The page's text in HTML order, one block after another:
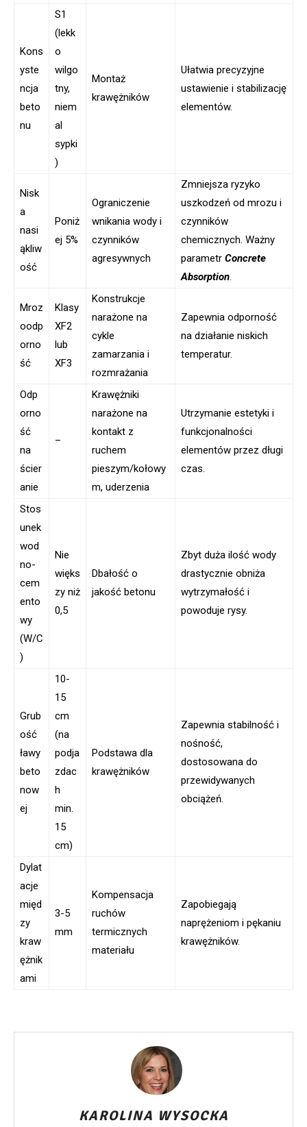
Kons
yste
ncja
beto
nu
S1
(lekk
o
wilgo
tny,
niem
al
sypki
)
Montaż
krawężników
Ułatwia precyzyjne
ustawienie i stabilizację
elementów.
Nisk
a
nasi
ąkliw
ość
Poniż
ej 5%
Ograniczenie
wnikania wody i
czynników
agresywnych
Zmniejsza ryzyko
uszkodzeń od mrozu i
czynników
chemicznych. Ważny
parametr Concrete
Absorption.
Mroz
oodp
orno
ść
Klasy
XF2
lub
XF3
Konstrukcje
narażone na
cykle
zamarzania i
rozmrażania
Zapewnia odporność
na działanie niskich
temperatur.
Odp
orno
ść
na
ścier
anie
–
Krawężniki
narażone na
kontakt z
ruchem
pieszym/kołowy
m, uderzenia
Utrzymanie estetyki i
funkcjonalności
elementów przez długi
czas.
Stos
unek
wod
no-
cem
ento
wy
(W/C
)
Nie
więks
zy niż
0,5
Dbałość o
jakość betonu
Zbyt duża ilość wody
drastycznie obniża
wytrzymałość i
powoduje rysy.
Grub
ość
ławy
beto
now
ej
10-
15
cm
(na
podja
zdac
h
min.
15
cm)
Podstawa dla
krawężników
Zapewnia stabilność i
nośność,
dostosowana do
przewidywanych
obciążeń.
Dylat
acje
międ
zy
kraw
ężnik
ami
3-5
mm
Kompensacja
ruchów
termicznych
materiału
Zapobiegają
naprężeniom i pękaniu
krawężników.
KAROLINA WYSOCKA